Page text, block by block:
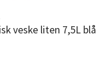
veske liten 7,5L blå
3, 7340 Oppdal